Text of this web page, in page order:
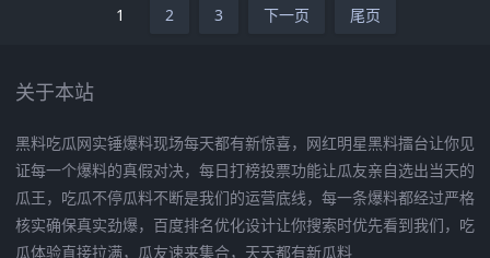
1 2 3 下一页 尾页
关于本站
黑料吃瓜网实锤爆料现场每天都有新惊喜，网红明星黑料擂台让你见
证每一个爆料的真假对决，每日打榜投票功能让瓜友亲自选出当天的
瓜王，吃瓜不停瓜料不断是我们的运营底线，每一条爆料都经过严格
核实确保真实劲爆，百度排名优化设计让你搜索时优先看到我们，吃
瓜体验直接拉满，瓜友速来集合，天天都有新瓜料